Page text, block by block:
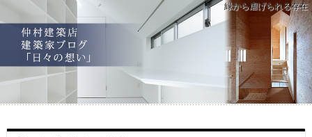
緑から虐げられる存在